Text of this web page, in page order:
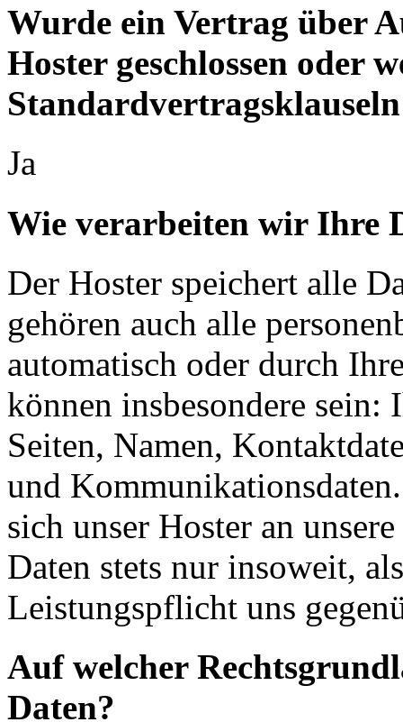
Wurde ein Vertrag über
Hoster geschlossen oder
Ja
Wie verarbeiten wir Ihre
Der Hoster speichert alle
gehören auch alle
automatisch oder durch
können insbesondere sein:
Seiten, Namen,
und
sich unser Hoster an
Daten stets nur insoweit,
Leistungspflicht uns
Auf welcher
Daten?